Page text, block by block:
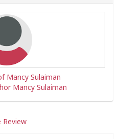
Mancy Sulaiman
Mancy Sulaiman
Review